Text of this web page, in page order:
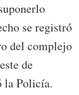
se registró
del complejo
de
la Policía.